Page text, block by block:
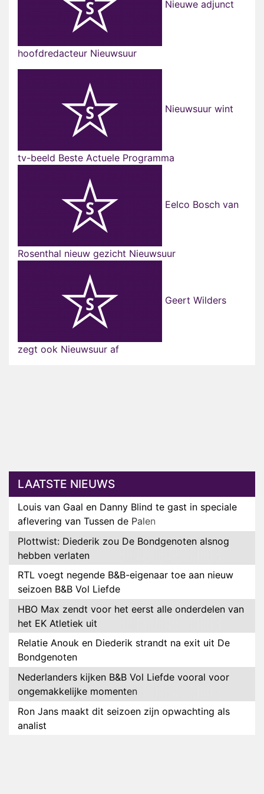
Nieuwe adjunct
hoofdredacteur Nieuwsuur
Nieuwsuur wint
tv-beeld Beste Actuele Programma
Eelco Bosch van
Rosenthal nieuw gezicht Nieuwsuur
Geert Wilders
zegt ook Nieuwsuur af
LAATSTE NIEUWS
Louis van Gaal en Danny Blind te gast in speciale
aflevering van Tussen de Palen
Plottwist: Diederik zou De Bondgenoten alsnog
hebben verlaten
RTL voegt negende B&B-eigenaar toe aan nieuw
seizoen B&B Vol Liefde
HBO Max zendt voor het eerst alle onderdelen van
het EK Atletiek uit
Relatie Anouk en Diederik strandt na exit uit De
Bondgenoten
Nederlanders kijken B&B Vol Liefde vooral voor
ongemakkelijke momenten
Ron Jans maakt dit seizoen zijn opwachting als
analist